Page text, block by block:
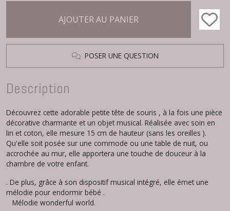
AJOUTER AU PANIER
POSER UNE QUESTION
Description
Découvrez cette adorable petite tête de souris , à la fois une pièce
décorative charmante et un objet musical. Réalisée avec soin en
lin et coton, elle mesure 15 cm de hauteur (sans les oreilles ).
Qu'elle soit posée sur une commode ou une table de nuit, ou
accrochée au mur, elle apportera une touche de douceur à la
chambre de votre enfant.
. De plus, grâce à son dispositif musical intégré, elle émet une
mélodie pour endormir bébé .
Mélodie wonderful world.